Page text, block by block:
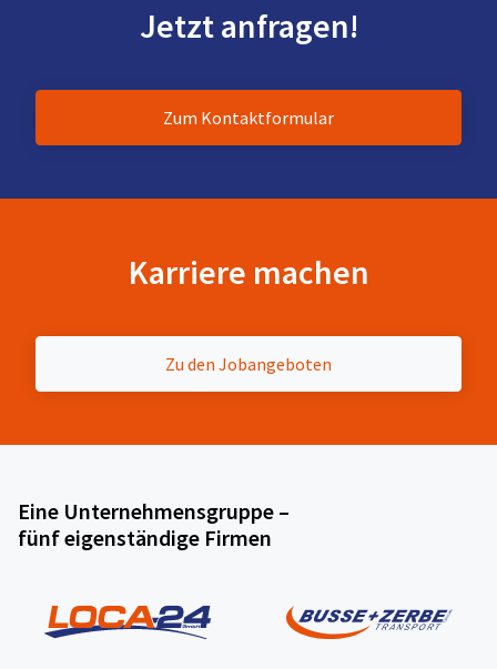
Jetzt anfragen!
Zum Kontaktformular
Karriere machen
Zu den Jobangeboten
Eine Unternehmensgruppe –
fünf eigenständige Firmen